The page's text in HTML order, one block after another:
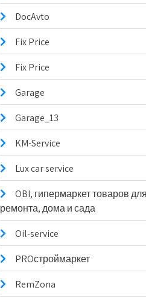
DocAvto
Fix Price
Fix Price
Garage
Garage_13
KM-Service
Lux car service
OBI, гипермаркет товаров для
ремонта, дома и сада
Oil-service
PROстроймаркет
RemZona